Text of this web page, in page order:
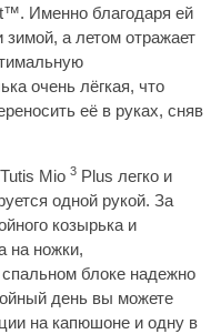
Именно благодаря ей
зимой, а летом отражает
очень лёгкая, что
её в руках, сняв
Mio 3 Plus легко и
одной рукой. За
козырька и
на ножки,
блоке надежно
день вы можете
на капюшоне и одну в